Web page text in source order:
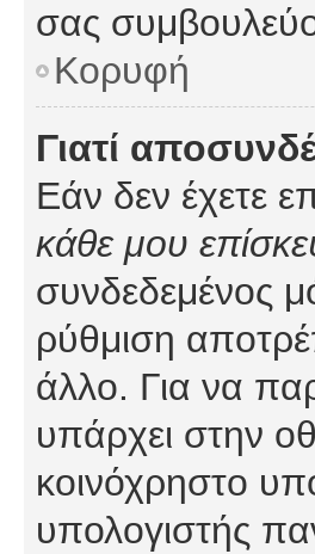
σας
Κορυφή
Γιατί
Εάν δεν έχετε
κάθε μου
συνδεδεμένος
ρύθμιση
άλλο. Για να
υπάρχει στην
κοινόχρηστο
υπολογιστής